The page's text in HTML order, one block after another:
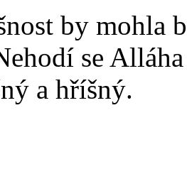
by mohla
se
a hříšný.